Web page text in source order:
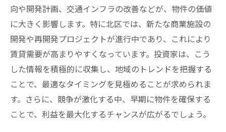
向や開発計画、交通インフラの改善などが、物件の価値
に大きく影響します。特に北区では、新たな商業施設の
開発や再開発プロジェクトが進行中であり、これにより
賃貸需要が高まりやすくなっています。投資家は、こう
した情報を積極的に収集し、地域のトレンドを把握する
ことで、最適なタイミングを見極めることが求められま
す。さらに、競争が激化する中、早期に物件を確保する
ことで、利益を最大化するチャンスが広がるでしょう。